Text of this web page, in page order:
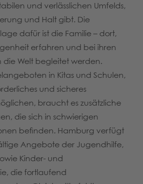
und verlässlichen Umfelds,
und Halt gibt. Die
dafür ist die Familie – dort,
erfahren und bei ihren
die Welt begleitet werden.
in Kitas und Schulen,
und sicheres
braucht es zusätzliche
die sich in schwierigen
befinden. Hamburg verfügt
Angebote der Jugendhilfe,
Kinder- und
die fortlaufend